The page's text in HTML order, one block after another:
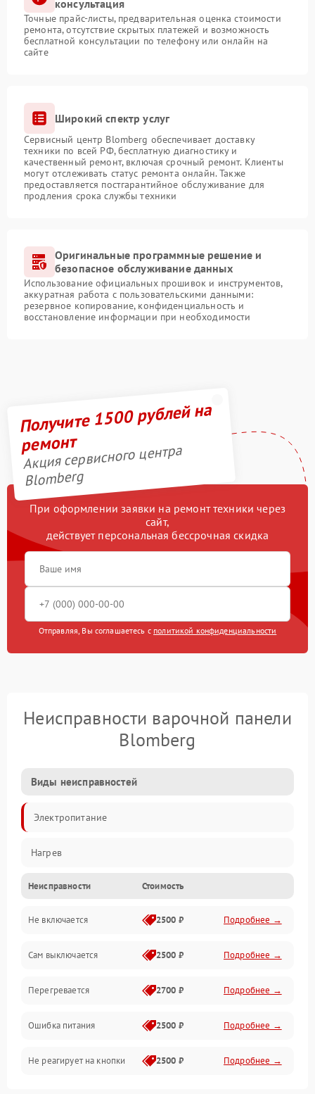
консультация
Точные прайс-листы, предварительная оценка стоимости
ремонта, отсутствие скрытых платежей и возможность
бесплатной консультации по телефону или онлайн на
сайте
Широкий спектр услуг
Сервисный центр Blomberg обеспечивает доставку
техники по всей РФ, бесплатную диагностику и
качественный ремонт, включая срочный ремонт. Клиенты
могут отслеживать статус ремонта онлайн. Также
предоставляется постгарантийное обслуживание для
продления срока службы техники
Оригинальные программные решение и
безопасное обслуживание данных
Использование официальных прошивок и инструментов,
аккуратная работа с пользовательскими данными:
резервное копирование, конфиденциальность и
восстановление информации при необходимости
Получите 1500 рублей на
ремонт
Акция сервисного центра
Blomberg
При оформлении заявки на ремонт техники через
сайт,
действует персональная бессрочная скидка
Отправляя, Вы соглашаетесь с политикой конфиденциальности
Неисправности варочной панели
Blomberg
Виды неисправностей
Электропитание
Нагрев
Неисправности Стоимость
Не включается 2500 ₽ Подробнее →
Сам выключается 2500 ₽ Подробнее →
Перегревается 2700 ₽ Подробнее →
Ошибка питания 2500 ₽ Подробнее →
Не реагирует на кнопки 2500 ₽ Подробнее →